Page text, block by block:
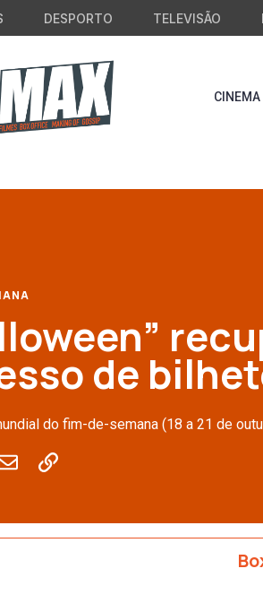
DESPORTO TELEVISÃO
CINEMA
de
do fim-de-semana (18 a 21 de